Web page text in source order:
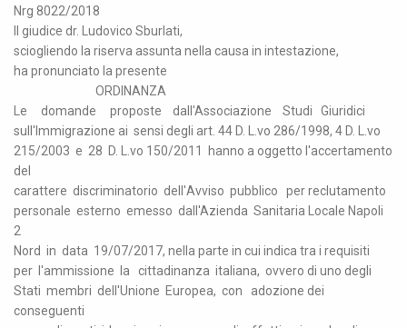
Nrg 8022/2018
Il giudice dr. Ludovico Sburlati,
sciogliendo la riserva assunta nella causa in intestazione,
ha pronunciato la presente
ORDINANZA
Le domande proposte dall'Associazione Studi Giuridici
sull'Immigrazione ai sensi degli art. 44 D. L.vo 286/1998, 4 D. L.vo
215/2003 e 28 D. L.vo 150/2011 hanno a oggetto l'accertamento
del
carattere discriminatorio dell'Avviso pubblico per reclutamento
personale esterno emesso dall'Azienda Sanitaria Locale Napoli
2
Nord in data 19/07/2017, nella parte in cui indica tra i requisiti
per l'ammissione la cittadinanza italiana, ovvero di uno degli
Stati membri dell'Unione Europea, con adozione dei
conseguenti